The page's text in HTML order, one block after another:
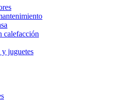
calefacción
y juguetes